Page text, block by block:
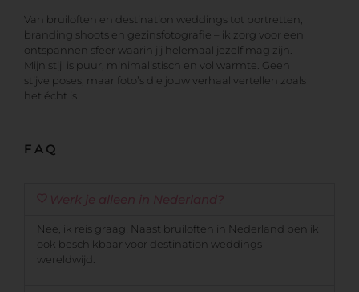
Van bruiloften en destination weddings tot portretten,
branding shoots en gezinsfotografie – ik zorg voor een
ontspannen sfeer waarin jij helemaal jezelf mag zijn.
Mijn stijl is puur, minimalistisch en vol warmte. Geen
stijve poses, maar foto’s die jouw verhaal vertellen zoals
het écht is.
FAQ
Werk je alleen in Nederland?
Nee, ik reis graag! Naast bruiloften in Nederland ben ik
ook beschikbaar voor destination weddings
wereldwijd.